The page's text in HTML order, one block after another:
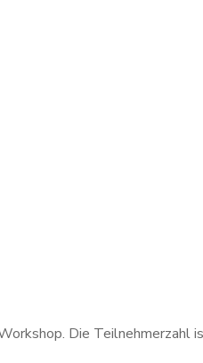
Die Teilnehmerzahl